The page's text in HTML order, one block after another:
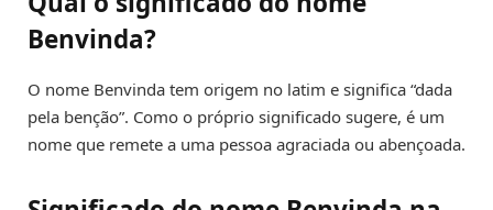
Benvinda?
O nome Benvinda tem origem no latim e significa “dada
pela benção”. Como o próprio significado sugere, é um
nome que remete a uma pessoa agraciada ou abençoada.